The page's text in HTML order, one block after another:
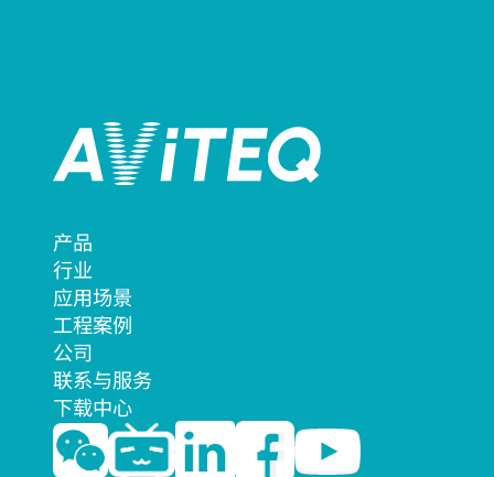
产品
行业
应用场景
工程案例
公司
联系与服务
下载中心